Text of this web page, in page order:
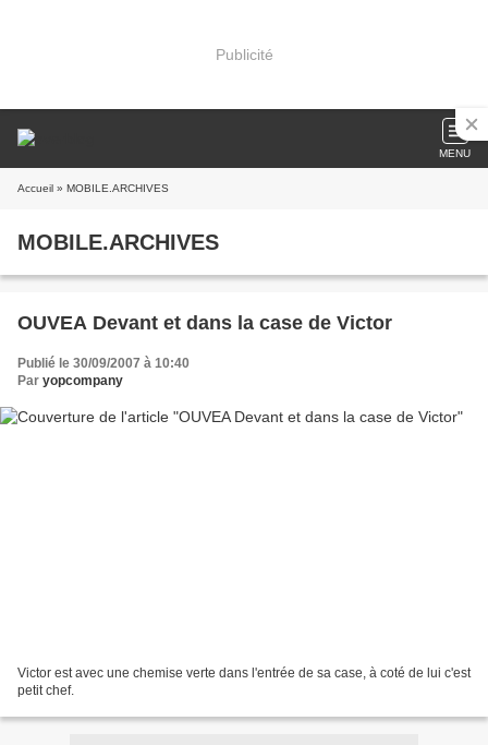
Publicité
MENU
Accueil » MOBILE.ARCHIVES
MOBILE.ARCHIVES
OUVEA Devant et dans la case de Victor
Publié le 30/09/2007 à 10:40
Par yopcompany
Victor est avec une chemise verte dans l'entrée de sa case, à coté de lui c'est
petit chef.